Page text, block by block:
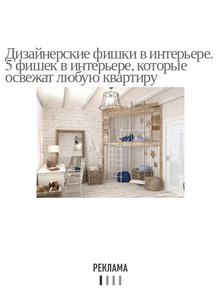
Дизайнерские фишки в интерьере.
5 фишек в интерьере, которые
освежат любую квартиру